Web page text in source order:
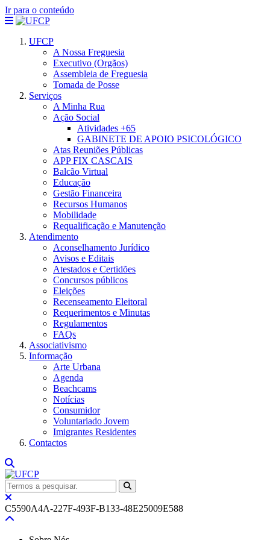
Ir para o conteúdo
UFCP
A Nossa Freguesia
Executivo (Orgãos)
Assembleia de Freguesia
Tomada de Posse
Serviços
A Minha Rua
Ação Social
Atividades +65
GABINETE DE APOIO PSICOLÓGICO
Atas Reuniões Públicas
APP FIX CASCAIS
Balcão Virtual
Educação
Gestão Financeira
Recursos Humanos
Mobilidade
Requalificação e Manutenção
Atendimento
Aconselhamento Jurídico
Avisos e Editais
Atestados e Certidões
Concursos públicos
Eleições
Recenseamento Eleitoral
Requerimentos e Minutas
Regulamentos
FAQs
Associativismo
Informação
Arte Urbana
Agenda
Beachcams
Notícias
Consumidor
Voluntariado Jovem
Imigrantes Residentes
Contactos
C5590A4A-227F-493F-B133-48E25009E588